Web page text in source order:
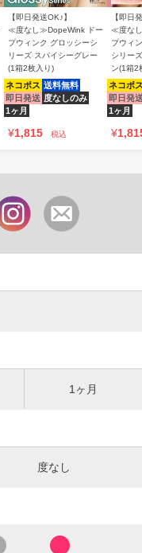
【即日発送OK♪】
≪度なし≫DopeWink ドー
プウィンク グロッシーシ
リーズ スパイシーグレー
(1箱2枚入り)
ネコポス 送料無料
即日発送 度なしのみ
1ヶ月
¥1,815 税込
【即日
≪度な
プウィ
シリー
ン(1箱2
ネコポ
即日発
1ヶ月
¥
1ヶ月
度なし